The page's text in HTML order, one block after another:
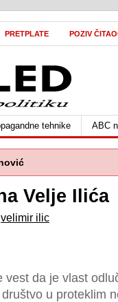
PRETPLATE POZIV
tehnike ABC
Velje Ilića
velimir ilic
vest da je vlast
u proteklim